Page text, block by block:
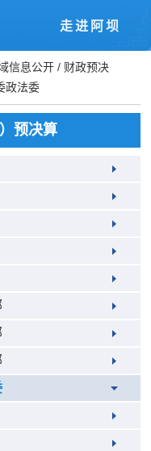
走进阿坝
信息公开 / 财政预决
政法委
预决算